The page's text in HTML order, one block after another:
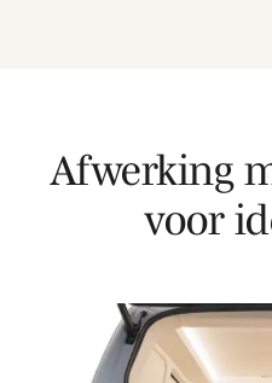
Afwerking
voor